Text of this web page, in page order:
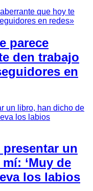
parece
den trabajo
en
presentar un
‘Muy de
los labios